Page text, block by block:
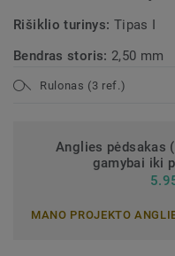
Rišiklio turinys: Tipas I
Bendras storis: 2,50 mm
Rulonas (3 ref.)
Anglies pėdsakas
gamybai iki
MANO PROJEKTO